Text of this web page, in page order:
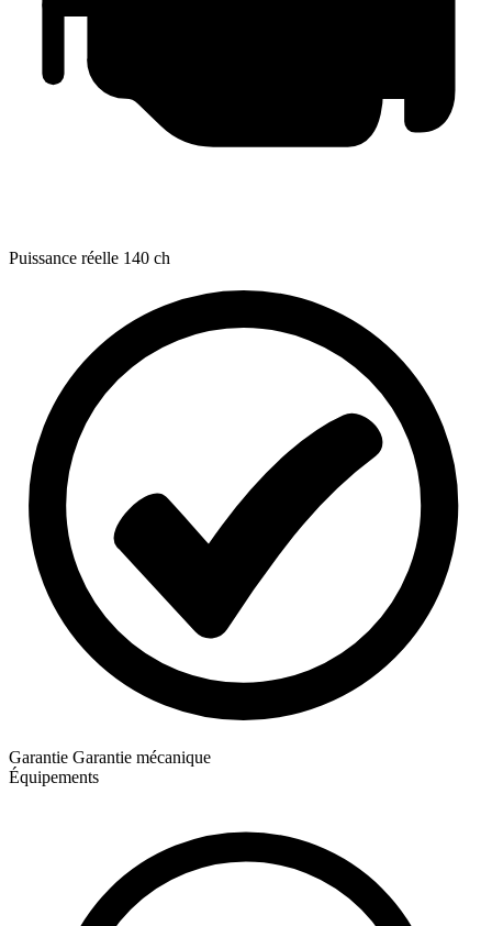
Puissance réelle 140 ch
Garantie Garantie mécanique
Équipements